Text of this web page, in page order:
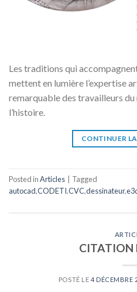
Les traditions qui
mettent en lumière l’expertise
remarquable des travailleurs
l’histoire.
CONTINUER
Posted inArticles | Tagged
autocad,CODETI,CVC,dessinateur,
CITATION
POSTÉ LE 4 DÉCEMBRE